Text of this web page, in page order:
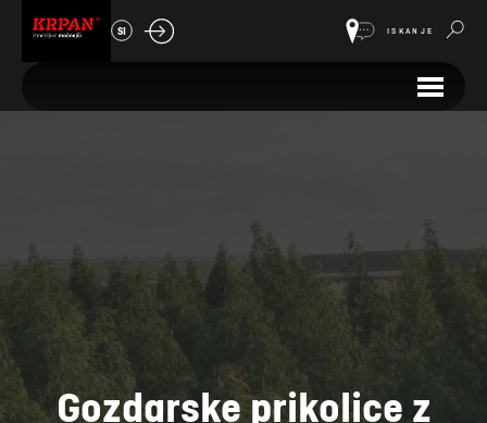
SI ISKANJE
Gozdarske prikolice z